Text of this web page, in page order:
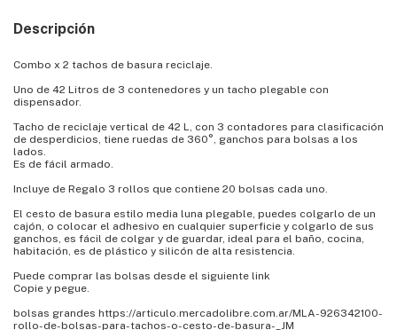
Descripción
Combo x 2 tachos de basura reciclaje.
Uno de 42 Litros de 3 contenedores y un tacho plegable con
dispensador.
Tacho de reciclaje vertical de 42 L, con 3 contadores para clasificación
de desperdicios, tiene ruedas de 360°, ganchos para bolsas a los
lados.
Es de fácil armado.
Incluye de Regalo 3 rollos que contiene 20 bolsas cada uno.
El cesto de basura estilo media luna plegable, puedes colgarlo de un
cajón, o colocar el adhesivo en cualquier superficie y colgarlo de sus
ganchos, es fácil de colgar y de guardar, ideal para el baño, cocina,
habitación, es de plástico y silicón de alta resistencia.
Puede comprar las bolsas desde el siguiente link
Copie y pegue.
bolsas grandes https://articulo.mercadolibre.com.ar/MLA-926342100-
rollo-de-bolsas-para-tachos-o-cesto-de-basura-_JM